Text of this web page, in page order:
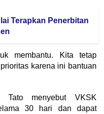
Terapkan Penerbitan
membantu. Kita tetap
karena ini bantuan
menyebut VKSK
30 hari dan dapat